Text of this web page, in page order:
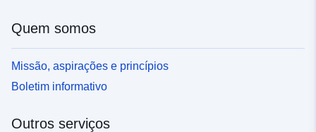
Quem somos
Missão, aspirações e princípios
Boletim informativo
Outros serviços